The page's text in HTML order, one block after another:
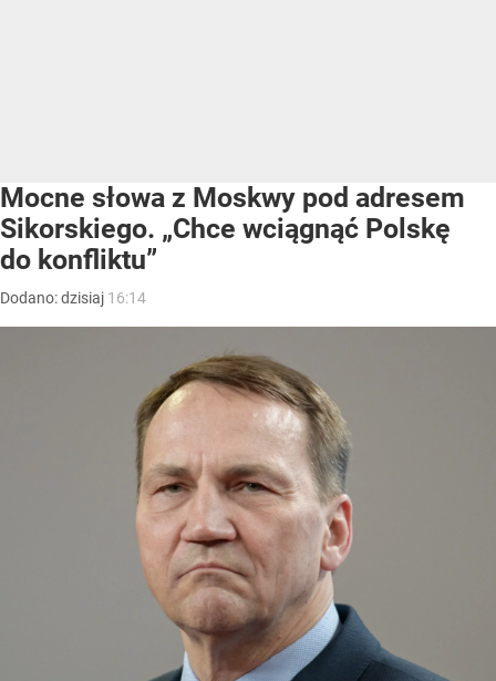
Mocne słowa z Moskwy pod adresem
Sikorskiego. „Chce wciągnąć Polskę
do konfliktu”
Dodano:dzisiaj 16:14